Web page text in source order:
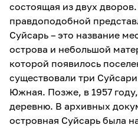
состоящая из двух
правдоподобной
Суйсарь – это название
острова и небольшой
которой появилось
существовали три
Южная. Позже, в 1957
деревню. В архивных
островная Суйсарь была